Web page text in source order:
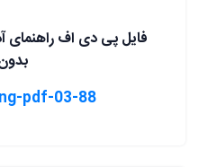
03-88-exness-filtering-pdf